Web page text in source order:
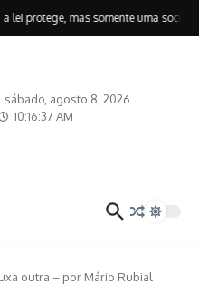
protege, mas somente uma
sábado, agosto 8, 2026
10:16:37 AM
outra – por Mário Rubial